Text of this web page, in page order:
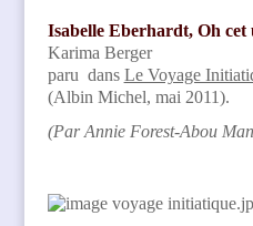
Isabelle Eberhardt, Oh cet
Karima Berger
paru dans Le Voyage
(Albin Michel, mai 2011).
(Par Annie Forest-Abou